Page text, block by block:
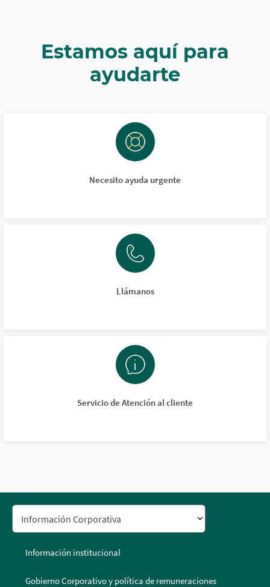
Estamos aquí para
ayudarte
Necesito ayuda urgente
Llámanos
Servicio de Atención al cliente
Información institucional
Gobierno Corporativo y política de remuneraciones